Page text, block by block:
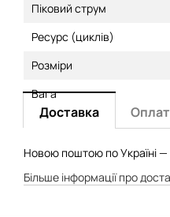
Піковий струм
Ресурс (циклів)
Розміри
Вага
Доставка
Новою поштою по Україні
Більше інформації про